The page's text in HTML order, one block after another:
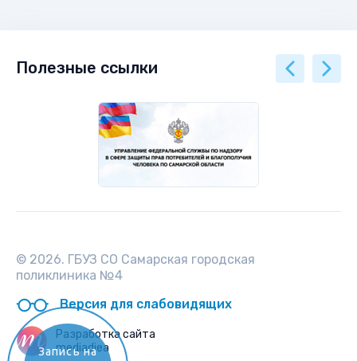
Полезные ссылки
© 2026. ГБУЗ СО Самарская городская
поликлиника №4
Версия для слабовидящих
Разработка сайта
mediadiea
Запись на